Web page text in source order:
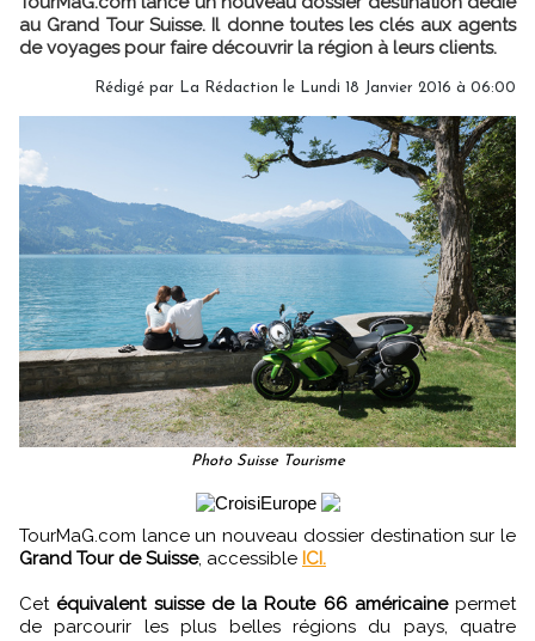
au Grand Tour Suisse. Il donne toutes les clés aux agents
de voyages pour faire découvrir la région à leurs clients.
Rédigé par La Rédaction le Lundi 18 Janvier 2016 à 06:00
Photo Suisse Tourisme
TourMaG.com lance un nouveau dossier destination sur le
Grand Tour de Suisse, accessible ICI.
Cet équivalent suisse de la Route 66 américainepermet
de parcourir les plus belles régions du pays, quatre